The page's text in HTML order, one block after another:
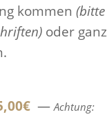
kommen (bitte
oder ganz
—Achtung: